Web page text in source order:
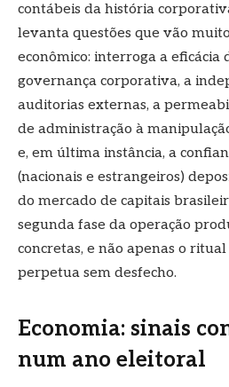
contábeis da história
levanta questões que vão
econômico: interroga a eficácia
governança corporativa, a
auditorias externas, a
de administração à
e, em última instância, a
(nacionais e estrangeiros)
do mercado de capitais
segunda fase da operação
concretas, e não apenas o
perpetua sem desfecho.
Economia: sinais
num ano eleitoral